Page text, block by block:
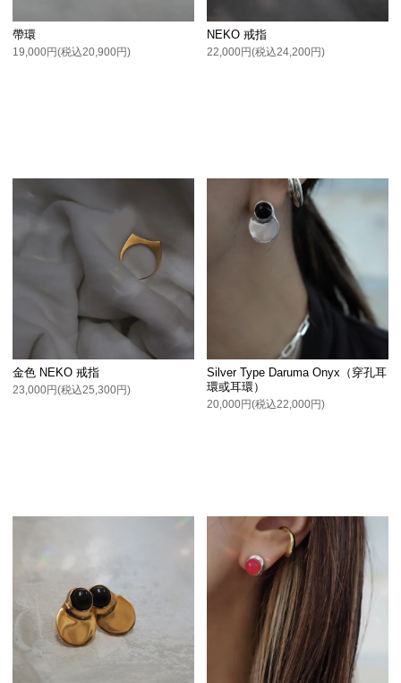
帶環
19,000円(税込20,900円)
NEKO 戒指
22,000円(税込24,200円)
金色 NEKO 戒指
23,000円(税込25,300円)
Silver Type Daruma Onyx（穿孔耳
環或耳環）
20,000円(税込22,000円)